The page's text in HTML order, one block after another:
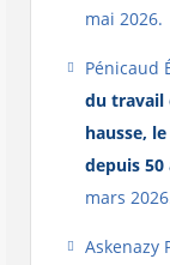
mai 2026.
Pénicaud
du travail
hausse,
depuis 50
mars
Askenazy